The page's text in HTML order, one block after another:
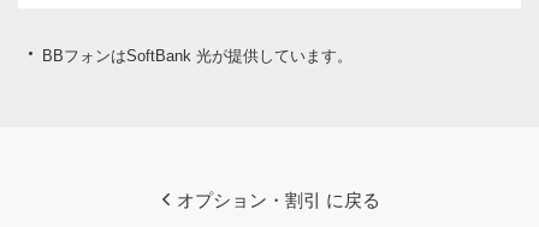
BBフォンはSoftBank 光が提供しています。
オプション・割引 に戻る